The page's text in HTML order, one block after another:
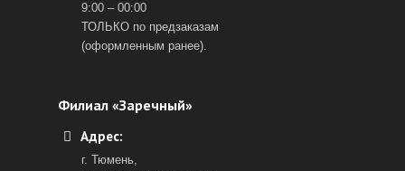
9:00 – 00:00
ТОЛЬКО по предзаказам
(оформленным ранее).
Филиал «Заречный»
Адрес:
г. Тюмень,